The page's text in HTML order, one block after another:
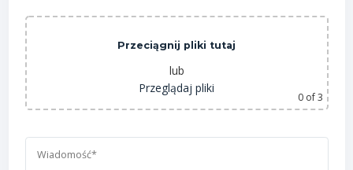
Przeciągnij pliki tutaj
lub
Przeglądaj pliki
0of 3